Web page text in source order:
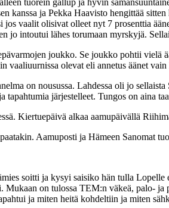
kanssa ja Pekka Haavisto hengittää
vaalit olisivat olleet nyt 7 prosenttia
intoutui lähes torumaan myrskyjä.
joukko. Se joukko pohtii
olevat eli annetus äänet vain
on nousussa. Lahdessa oli jo
järjestelleet. Tungos on aina
Kiertuepäivä alkaa aamupäivällä
Aamuposti ja Hämeen Sanomat
soitti ja kysyi saisiko hän tulla
on tulossa TEM:n väkeä, palo-
ja miten heitä kohdeltiin ja miten